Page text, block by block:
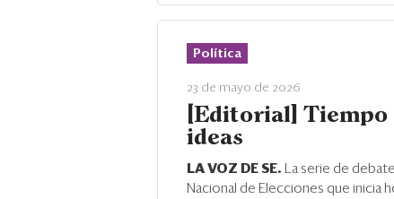
Política
23 de mayo de 2026
[Editorial] Tiempo
ideas
LA VOZ DE SE. La serie de
Nacional de Elecciones que inicia